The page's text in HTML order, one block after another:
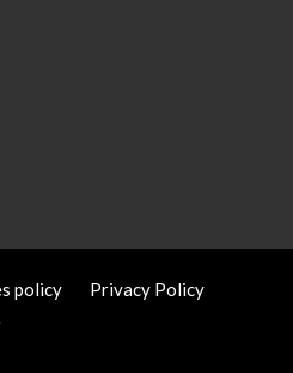
policy
Privacy Policy